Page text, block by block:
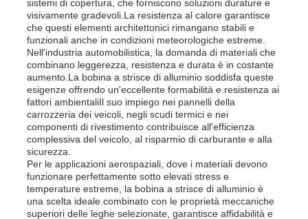
foglio di alluminio stratificato
Pannelli a nido d'ape in alluminio
Favo di alluminio
Alluminio specchio
sistemi di copertura, che forniscono soluzioni durature e
visivamente gradevoli.La resistenza al calore garantisce
che questi elementi architettonici rimangano stabili e
funzionali anche in condizioni meteorologiche estreme.
Nell'industria automobilistica, la domanda di materiali che
combinano leggerezza, resistenza e durata è in costante
aumento.La bobina a strisce di alluminio soddisfa queste
esigenze offrendo un'eccellente formabilità e resistenza ai
fattori ambientaliIl suo impiego nei pannelli della
carrozzeria dei veicoli, negli scudi termici e nei
componenti di rivestimento contribuisce all'efficienza
complessiva del veicolo, al risparmio di carburante e alla
sicurezza.
Per le applicazioni aerospaziali, dove i materiali devono
funzionare perfettamente sotto elevati stress e
temperature estreme, la bobina a strisce di alluminio è
una scelta ideale.combinato con le proprietà meccaniche
superiori delle leghe selezionate, garantisce affidabilità e